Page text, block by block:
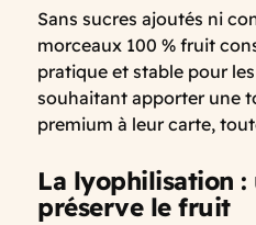
Sans sucres ajoutés ni
morceaux 100 % fruit
pratique et stable pour
souhaitant apporter une
premium à leur carte,
La lyophilisation
préserve le fruit